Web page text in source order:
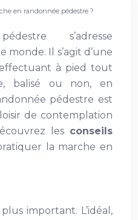
en randonnée pédestre ?
s’adresse
Il s’agit d’une
à pied tout
balisé ou non, en
pédestre est
de contemplation
les conseils
la marche en
important. L’idéal,